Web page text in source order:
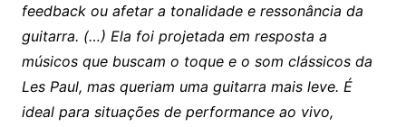
feedback ou afetar a tonalidade e ressonância da
guitarra. (…) Ela foi projetada em resposta a
músicos que buscam o toque e o som clássicos da
Les Paul, mas queriam uma guitarra mais leve. É
ideal para situações de performance ao vivo,